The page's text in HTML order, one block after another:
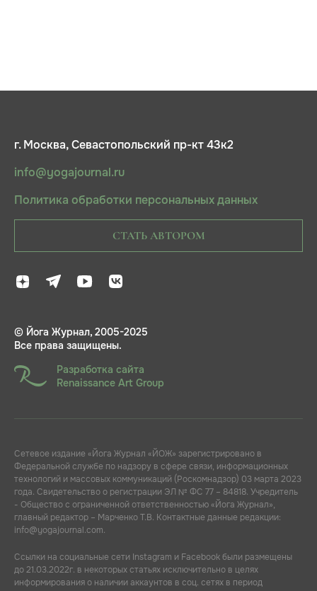
г. Москва, Севастопольский пр-кт 43к2
info@yogajournal.ru
Политика обработки персональных данных
СТАТЬ АВТОРОМ
© Йога Журнал, 2005-2025
Все права защищены.
Разработка сайта
Renaissance Art Group
Сетевое издание «Йога Журнал «ЙОЖ» зарегистрировано в
Федеральной службе по надзору в сфере связи, информационных
технологий и массовых коммуникаций (Роскомнадзор) 03 марта 2023
года. Свидетельство о регистрации ЭЛ № ФС 77 – 84818. Учредитель
- Общество с ограниченной ответственностью «Йога Журнал»,
главный редактор – Марченко Т.В. Контактные данные редакции:
info@yogajournal.com.
Ссылки на социальные сети Instagram и Facebook были размещены
до 21.03.2022г. в некоторых статьях исключительно в целях
информирования о наличии аккаунтов в соц. сетях в период